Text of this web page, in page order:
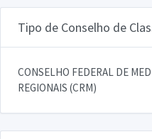
Tipo de Conselho de
CONSELHO FEDERAL DE
REGIONAIS (CRM)